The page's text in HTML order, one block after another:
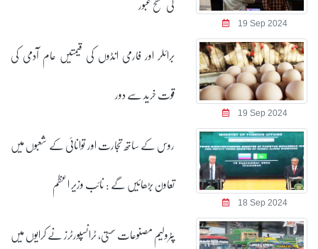
19 Sep 2024
19 Sep 2024
برائلر اور فارمی انڈوں کی قیمتیں عام آدمی کی
قوت خرید سے دور
18 Sep 2024
روس کے ساتھ تجارت اور توانائی کے شعبوں میں
تعاون بڑھائیں گے : نائب وزیر اعظم
پٹرولیم مصنوعات سستی، ٹرانسپورٹرز نے کرایوں میں